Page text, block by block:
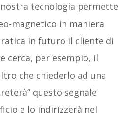
nostra tecnologia permette
magnetico in maniera
in futuro il cliente di
cerca, per esempio, il
che chiederlo ad una
questo segnale
e lo indirizzerà nel